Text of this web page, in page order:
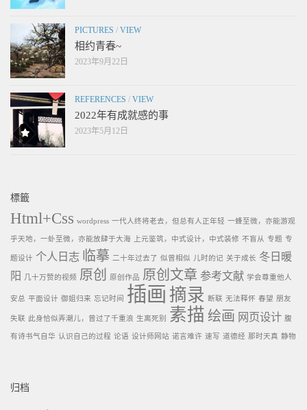
PICTURES / VIEW
相约青春~
2023年9月22日
REFERENCES / VIEW
2022年有成就感的事
2023年5月12日
標籤
Html+Css wordpress 一代人终将老去，但总有人正年轻 一蜂至微，亦能游观
乎天地，一虲至微，亦能放肆于大海 上元鉴筑，中式设计，中式装修 不盲从 专题 专
题设计 个人日志 临摹 二十年过去了 似曾相似 儿时的记 关于成长 冬日暖
阳
几十万赞的视频 原创 原创作品 原创文章 参考文献 学会尊重他人
安总 平面设计 御姐归来 忘记时间 插画 摘录 断联 无法释怀 春望 朋友
失联 此身恰似弄潮儿，曾过了千重浪 生离死别 素描 绘画 网页设计 腹
有诗书气自华 认识自己的过程 论语 设计师网站 诺言难许 速写 道德经 那时天真 静物
归档